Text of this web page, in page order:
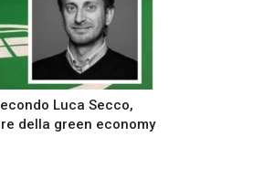
Luca Secco,
della green economy